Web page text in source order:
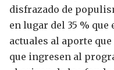
disfrazado de
en lugar del 35 %
actuales al aporte
que ingresen al